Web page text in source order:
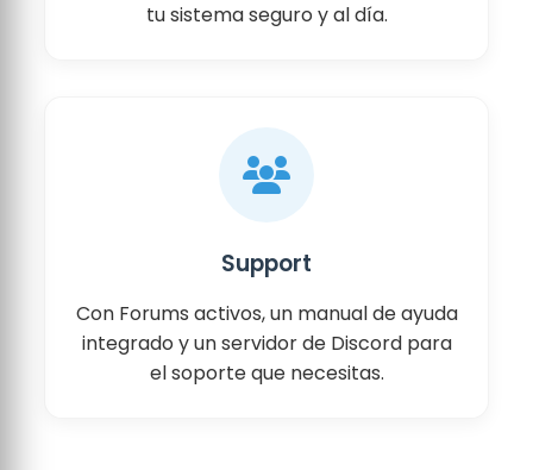
tu sistema seguro y al día.
Support
Con Forums activos, un manual de ayuda
integrado y un servidor de Discord para
el soporte que necesitas.